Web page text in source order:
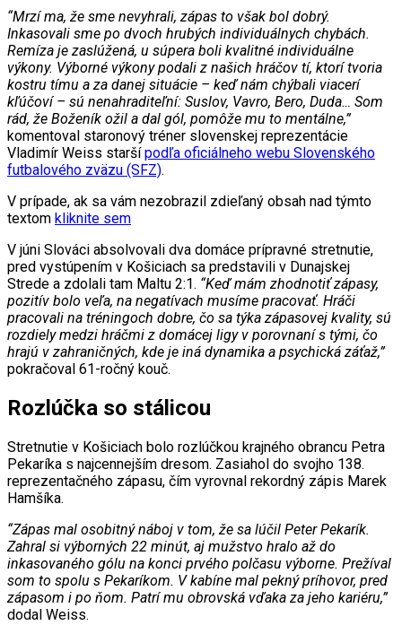
“Mrzí ma, že sme nevyhrali, zápas to však bol dobrý.
Inkasovali sme po dvoch hrubých individuálnych chybách.
Remíza je zaslúžená, u súpera boli kvalitné individuálne
výkony. Výborné výkony podali z našich hráčov tí, ktorí tvoria
kostru tímu a za danej situácie – keď nám chýbali viacerí
kľúčoví – sú nenahraditeľní: Suslov, Vavro, Bero, Duda… Som
rád, že Boženík ožil a dal gól, pomôže mu to mentálne,”
komentoval staronový tréner slovenskej reprezentácie
Vladimír Weiss staršípodľa oficiálneho webu Slovenského
futbalového zväzu (SFZ).
V prípade, ak sa vám nezobrazil zdieľaný obsah nad týmto
textom kliknite sem
V júni Slováci absolvovali dva domáce prípravné stretnutie,
pred vystúpením v Košiciach sa predstavili v Dunajskej
Strede a zdolali tam Maltu 2:1. “Keď mám zhodnotiť zápasy,
pozitív bolo veľa, na negatívach musíme pracovať. Hráči
pracovali na tréningoch dobre, čo sa týka zápasovej kvality, sú
rozdiely medzi hráčmi z domácej ligy v porovnaní s tými, čo
hrajú v zahraničných, kde je iná dynamika a psychická záťaž,”
pokračoval 61-ročný kouč.
Rozlúčka so stálicou
Stretnutie v Košiciach bolo rozlúčkou krajného obrancu Petra
Pekaríka s najcennejším dresom. Zasiahol do svojho 138.
reprezentačného zápasu, čím vyrovnal rekordný zápis Marek
Hamšíka.
“Zápas mal osobitný náboj v tom, že sa lúčil Peter Pekarík.
Zahral si výborných 22 minút, aj mužstvo hralo až do
inkasovaného gólu na konci prvého polčasu výborne. Prežíval
som to spolu s Pekaríkom. V kabíne mal pekný príhovor, pred
zápasom i po ňom. Patrí mu obrovská vďaka za jeho kariéru,”
dodal Weiss.